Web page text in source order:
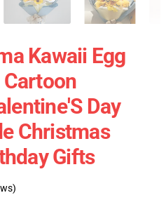
Kawaii Egg
Day
Christmas
Gifts